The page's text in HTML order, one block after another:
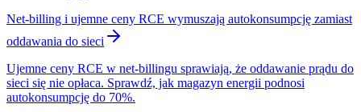
Net-billing i ujemne ceny RCE wymuszają autokonsumpcję zamiast
oddawania do sieci
Ujemne ceny RCE w net-billingu sprawiają, że oddawanie prądu do
sieci się nie opłaca. Sprawdź, jak magazyn energii podnosi
autokonsumpcję do 70%.